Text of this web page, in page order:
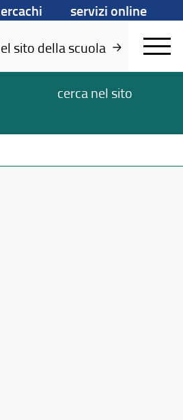
servizi online
sito della scuola
cerca nel sito